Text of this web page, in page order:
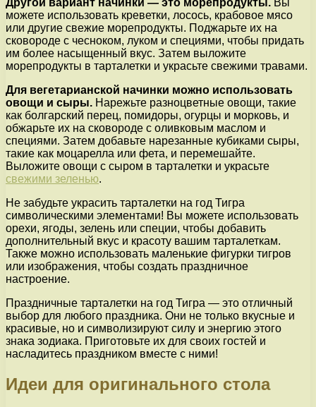
Другой вариант начинки — это морепродукты. Вы
можете использовать креветки, лосось, крабовое мясо
или другие свежие морепродукты. Поджарьте их на
сковороде с чесноком, луком и специями, чтобы придать
им более насыщенный вкус. Затем выложите
морепродукты в тарталетки и украсьте свежими травами.
Для вегетарианской начинки можно использовать
овощи и сыры. Нарежьте разноцветные овощи, такие
как болгарский перец, помидоры, огурцы и морковь, и
обжарьте их на сковороде с оливковым маслом и
специями. Затем добавьте нарезанные кубиками сыры,
такие как моцарелла или фета, и перемешайте.
Выложите овощи с сыром в тарталетки и украсьте
свежими зеленью.
Не забудьте украсить тарталетки на год Тигра
символическими элементами! Вы можете использовать
орехи, ягоды, зелень или специи, чтобы добавить
дополнительный вкус и красоту вашим тарталеткам.
Также можно использовать маленькие фигурки тигров
или изображения, чтобы создать праздничное
настроение.
Праздничные тарталетки на год Тигра — это отличный
выбор для любого праздника. Они не только вкусные и
красивые, но и символизируют силу и энергию этого
знака зодиака. Приготовьте их для своих гостей и
насладитесь праздником вместе с ними!
Идеи для оригинального стола